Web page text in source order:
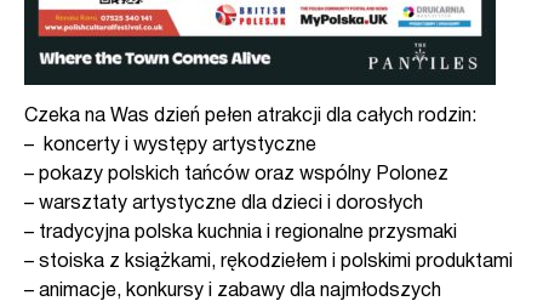
Czeka na Was dzień pełen atrakcji dla całych rodzin:
– koncerty i występy artystyczne
– pokazy polskich tańców oraz wspólny Polonez
– warsztaty artystyczne dla dzieci i dorosłych
– tradycyjna polska kuchnia i regionalne przysmaki
– stoiska z książkami, rękodziełem i polskimi produktami
– animacje, konkursy i zabawy dla najmłodszych